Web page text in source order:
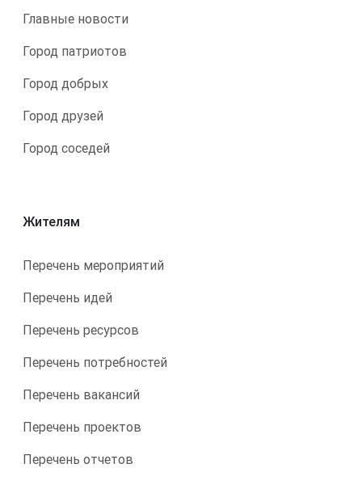
Главные новости
Город патриотов
Город добрых
Город друзей
Город соседей
Жителям
Перечень мероприятий
Перечень идей
Перечень ресурсов
Перечень потребностей
Перечень вакансий
Перечень проектов
Перечень отчетов